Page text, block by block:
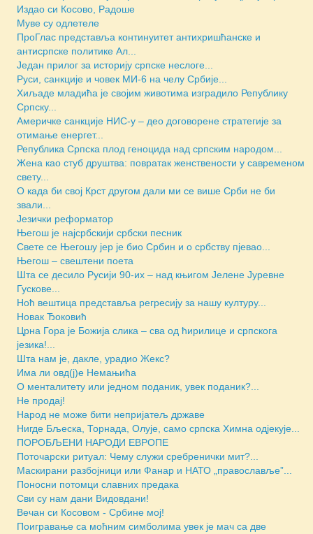
Издао си Косово, Радоше
Муве су одлетеле
ПроГлас представља континуитет антихришћанске и
антисрпске политике Ал...
Један прилог за историју српске неслоге...
Руси, санкције и човек МИ-6 на челу Србије...
Хиљаде младића је својим животима изградило Републику
Српску...
Америчкe санкције НИС-у – део договорене стратегије за
отимање енергет...
Репуб­ли­ка Српска плод геноцида над српским народом...
Жена као стуб друштва: повратак женствености у савременом
свету...
О када би свој Крст другом дали ми се више Срби не би
звали...
Језички реформатор
Његош је најсрбскији србски песник
Свете се Његошу јер је био Србин и о србству пјевао...
Његош – свештени поета
Шта се десило Русији 90-их – над књигом Јелене Јуревне
Гускове...
Ноћ вештица представља регресију за нашу културу...
Новак Ђоковић
Црна Гора је Божија слика – сва од ћирилице и српскога
језика!...
Шта нам је, дакле, урадио Жекс?
Има ли овд(ј)е Немањића
О менталитету или једном поданик, увек поданик?...
Не продај!
Народ не може бити непријатељ државе
Нигде Бљеска, Торнада, Олује, само српска Химна одјекује...
ПОРОБЉЕНИ НАРОДИ ЕВРОПЕ
Поточарски ритуал: Чему служи сребренички мит?...
Маскирани разбојници или Фанар и НАТО „православље”...
Поносни потомци славних предака
Сви су нам дани Видовдани!
Вечан си Косовом - Србине мој!
Поигравање са моћним симболима увек је мач са две